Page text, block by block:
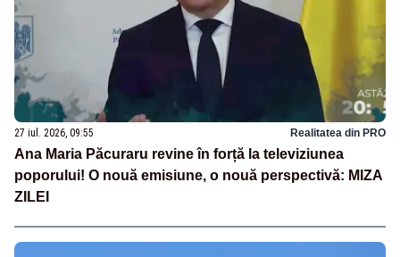
27 iul. 2026, 09:55 Realitatea din PRO
Ana Maria Păcuraru revine în forță la televiziunea
poporului! O nouă emisiune, o nouă perspectivă: MIZA
ZILEI